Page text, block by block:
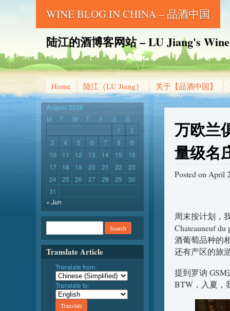
WINE BLOG IN CHINA – 品酒中国
陆江的酒博客网站 – LU Jiang's
Home 陆江（LU Jiang） 关于【品酒中国】
万欧兰
量级名
Posted on April
周末按计划，
Chateauneuf
酒葡萄品种的
还有产区的旅
提到罗讷
BTW，入夏，
August 2026
M T W T F S
S
1
2
3
4 5 6 7 8
9
10
11 12 13 14 15
16
17
18 19 20 21 22
23
24
25 26 27 28 29
30
31
« Jun
Translate Article
Translate from:
Translate to: